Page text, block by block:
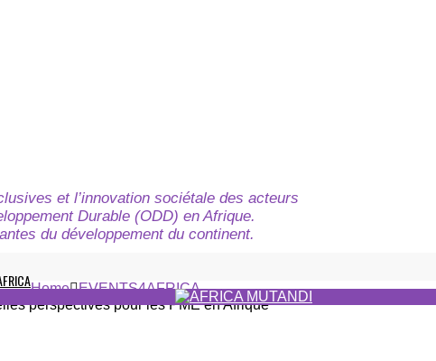
et l’innovation sociétale des acteurs
Durable (ODD) en Afrique.
du développement du continent.
Home EVENTS4AFRICA